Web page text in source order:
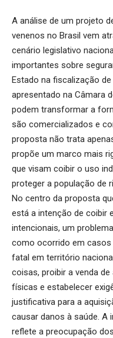
A análise de um projeto
venenos no Brasil vem
cenário legislativo
importantes sobre
Estado na fiscalização
apresentado na Câmara
podem transformar a
são comercializados e
proposta não trata
propõe um marco mais
que visam coibir o uso
proteger a população de
No centro da proposta
está a intenção de coibir
intencionais, um
como ocorrido em
fatal em território
coisas, proibir a venda
físicas e estabelecer
justificativa para a
causar danos à saúde. A
reflete a preocupação